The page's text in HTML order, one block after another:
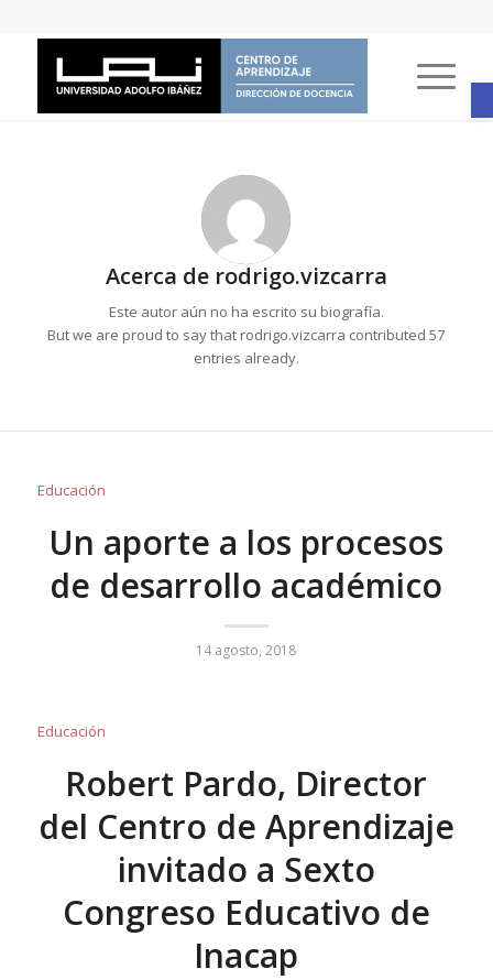
Acerca de rodrigo.vizcarra
Este autor aún no ha escrito su biografía.
But we are proud to say that rodrigo.vizcarra contributed 57
entries already.
Educación
Un aporte a los procesos
de desarrollo académico
14 agosto, 2018
Educación
Robert Pardo, Director
del Centro de Aprendizaje
invitado a Sexto
Congreso Educativo de
Inacap